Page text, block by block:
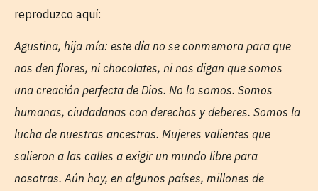
reproduzco aquí:
Agustina, hija mía: este día no se conmemora para que
nos den flores, ni chocolates, ni nos digan que somos
una creación perfecta de Dios. No lo somos. Somos
humanas, ciudadanas con derechos y deberes. Somos la
lucha de nuestras ancestras. Mujeres valientes que
salieron a las calles a exigir un mundo libre para
nosotras. Aún hoy, en algunos países, millones de